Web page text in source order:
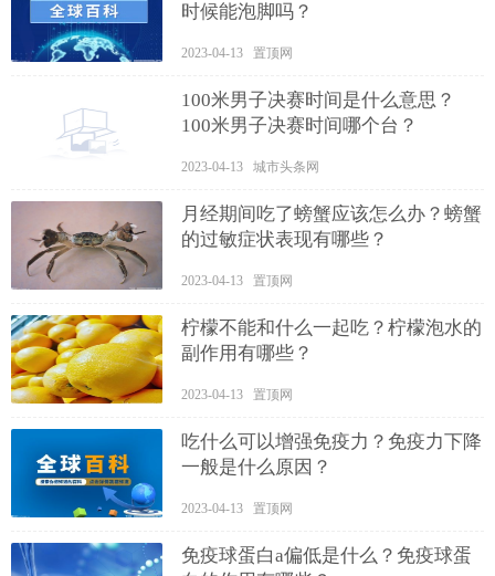
时候能泡脚吗？
2023-04-13 置顶网
100米男子决赛时间是什么意思？
100米男子决赛时间哪个台？
2023-04-13 城市头条网
月经期间吃了螃蟹应该怎么办？螃蟹
的过敏症状表现有哪些？
2023-04-13 置顶网
柠檬不能和什么一起吃？柠檬泡水的
副作用有哪些？
2023-04-13 置顶网
吃什么可以增强免疫力？免疫力下降
一般是什么原因？
2023-04-13 置顶网
免疫球蛋白a偏低是什么？免疫球蛋